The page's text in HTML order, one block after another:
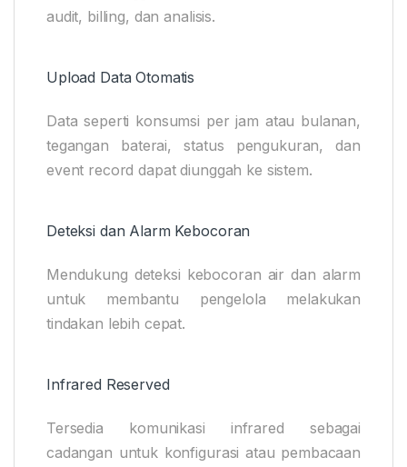
audit, billing, dan analisis.
Upload Data Otomatis
Data seperti konsumsi per jam atau bulanan,
tegangan baterai, status pengukuran, dan
event record dapat diunggah ke sistem.
Deteksi dan Alarm Kebocoran
Mendukung deteksi kebocoran air dan alarm
untuk membantu pengelola melakukan
tindakan lebih cepat.
Infrared Reserved
Tersedia komunikasi infrared sebagai
cadangan untuk konfigurasi atau pembacaan